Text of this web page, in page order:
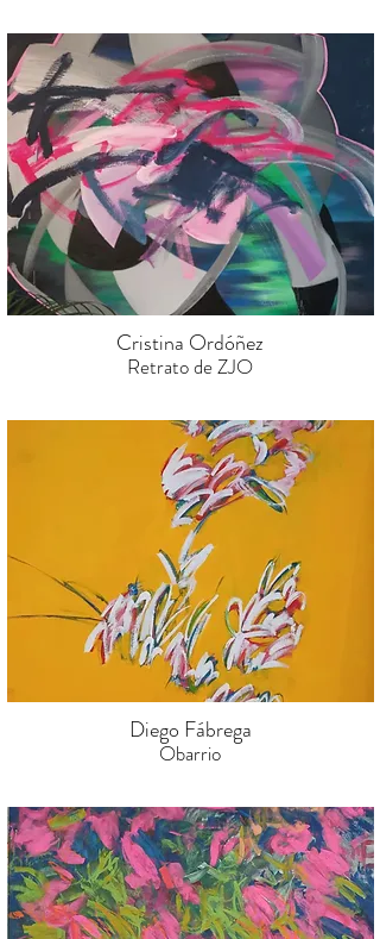
Cristina Ordóñez
Retrato de ZJO
Diego Fábrega
Obarrio